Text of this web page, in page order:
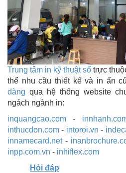
Trung tâm in kỹ thuật số trực
thể nhu cầu thiết kế và in ấn
dàng qua hệ thống website
ngách ngành in:
inquangcao.com -
inthucdon.com - intoroi.vn -
innamecard.net-
inpp.com.vn - inhiflex.com
Hỏi đáp